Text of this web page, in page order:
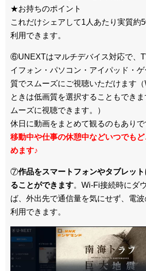
★お持ちのポイント
これだけシェアして1人あたり実質約
利用できます。
⑥UNEXTはマルチデバイス対応で、
イフォン・パソコン・アイパッド・
質でスムーズにご視聴いただけます
ときは低画質を選択することもでき
ムーズに視聴できます。）
休日に動画をまとめて観るのもありで
移動中や仕事の休憩中などいつでも
めます♪
⑦作品をスマートフォンやタブレット
ることができます。Wi-Fi接続時にダ
ば、外出先で通信量を気にせず、電
利用できます。